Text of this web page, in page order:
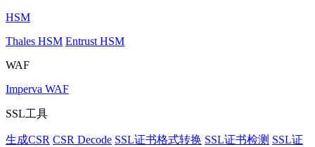
HSM
Thales HSM Entrust HSM
WAF
Imperva WAF
SSL工具
生成CSR CSR Decode SSL证书格式转换 SSL证书检测 SSL证